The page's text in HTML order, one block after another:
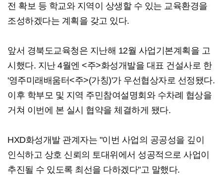
전 확보 등 학교와 지역이 상생할 수 있는 교육환경을
조성하겠다는 계획을 갖고 있다.
앞서 경북도교육청은 지난해 12월 사업기본계획을 고
시했다. 지난 4월엔 <주>화성개발을 대표 건설사로 한
'영주미래배움터<주>(가칭)'가 우선협상자로 선정됐다.
이후 학부모 및 지역 주민참여설명회와 수차례 협상을
거쳐 이번에 본 실시 협약을 체결하게 됐다.
HXD화성개발 관계자는 "이번 사업의 공공성을 깊이
인식하고 상호 신뢰의 토대위에서 성공적으로 사업이
추진될 수 있도록 최선을 다하겠다"고 말했다.